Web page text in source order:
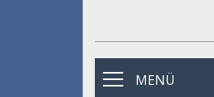
MENÜ